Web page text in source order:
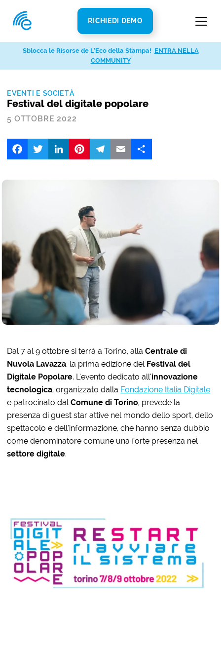
RICHIEDI DEMO
EVENTI E SOCIETÀ
Festival del digitale popolare
5 OTTOBRE 2022
FacebookTwitter LinkedIn
Dal 7 al 9 ottobre si terrà a Torino, allaCentrale di
Nuvola Lavazza, la prima edizione del Festival del
Digitale Popolare. L’evento dedicato all’innovazione
tecnologica, organizzato dalla Fondazione Italia Digitale
e patrocinato dalComune di Torino, prevede la
presenza di guest star attive nel mondo dello sport, dello
spettacolo e dell’informazione, che hanno senza dubbio
come denominatore comune una forte presenza nel
settore digitale.
Sblocca le Risorse de L’Eco della Stampa! ENTRA NELLA
COMMUNITY